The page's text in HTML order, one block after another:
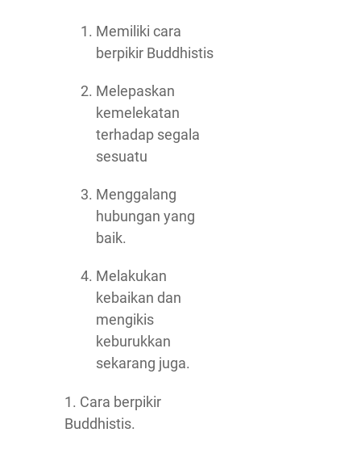
Memiliki cara
berpikir Buddhistis
Melepaskan
kemelekatan
terhadap segala
sesuatu
Menggalang
hubungan yang
baik.
Melakukan
kebaikan dan
mengikis
keburukkan
sekarang juga.
1. Cara berpikir
Buddhistis.